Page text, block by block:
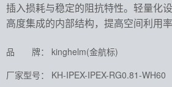
插入损耗与稳定的阻抗特性。轻量化
高度集成的内部结构，提高空间利用率
品 牌： kinghelm(金航标)
厂家型号： KH-IPEX-IPEX-RG0.81-WH60